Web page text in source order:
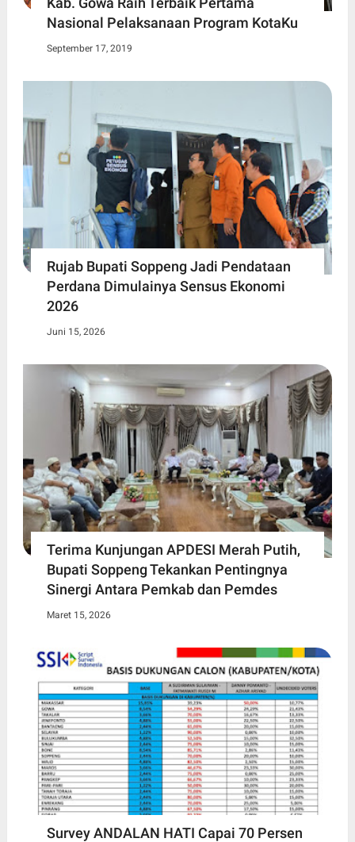
Nasional Pelaksanaan Program KotaKu
September 17, 2019
Rujab Bupati Soppeng Jadi Pendataan
Perdana Dimulainya Sensus Ekonomi
2026
Juni 15, 2026
Terima Kunjungan APDESI Merah Putih,
Bupati Soppeng Tekankan Pentingnya
Sinergi Antara Pemkab dan Pemdes
Maret 15, 2026
Survey ANDALAN HATI Capai 70 Persen